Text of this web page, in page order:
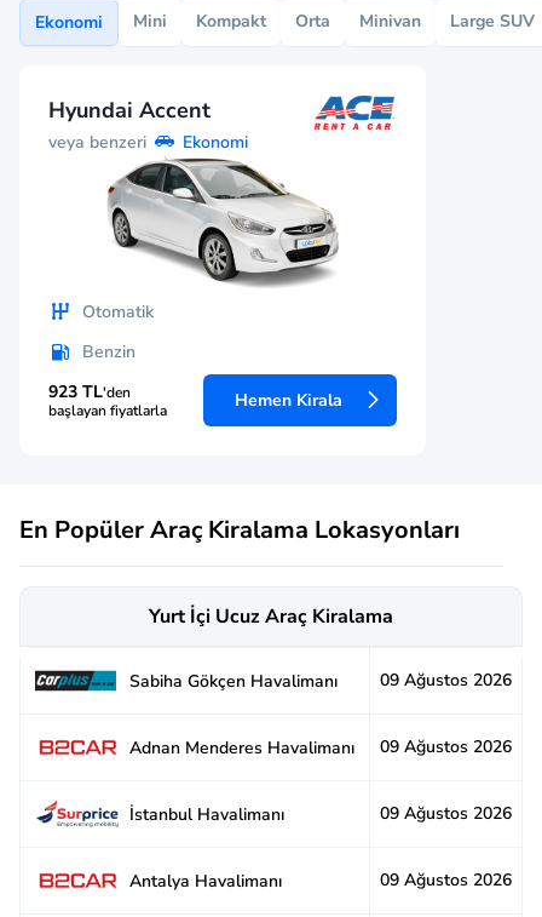
Ekonomi Mini Kompakt Orta Minivan Large SUV
Hyundai Accent
veya benzeri Ekonomi
Otomatik
Benzin
923 TL'den
başlayan fiyatlarla
Hemen Kirala
En Popüler Araç Kiralama Lokasyonları
Yurt İçi Ucuz Araç Kiralama
Sabiha Gökçen Havalimanı 09 Ağustos 2026
Adnan Menderes Havalimanı 09 Ağustos 2026
İstanbul Havalimanı 09 Ağustos 2026
Antalya Havalimanı 09 Ağustos 2026